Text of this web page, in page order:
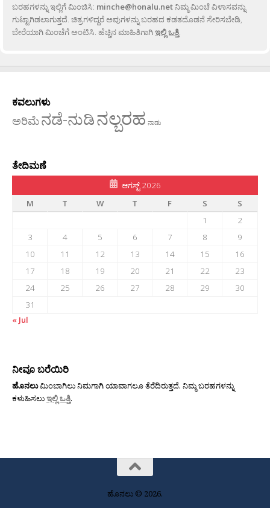
ಬರಹಗಳನ್ನು ಇಲ್ಲಿಗೆ ಮಿಂಚಿಸಿ: minche@honalu.netನಿಮ್ಮ ಮಿಂಚೆ ವಿಳಾಸವನ್ನು
ಗುಟ್ಟಾಗಿಡಲಾಗುತ್ತದೆ. ಚಿತ್ರಗಳಿದ್ದರೆ ಅವುಗಳನ್ನು ಬರಹದ ಕಡತದೊಡನೆ ಸೇರಿಸಬೇಡಿ,
ಬೇರೆಯಾಗಿ ಮಿಂಚೆಗೆ ಅಂಟಿಸಿ. ಹೆಚ್ಚಿನ ಮಾಹಿತಿಗಾಗಿಇಲ್ಲಿ ಒತ್ತಿ.
ಕವಲುಗಳು
ಅರಿಮೆನಡೆ-ನುಡಿನಲ್ಬರಹ ನಾಡು
ತೇದಿಮಣೆ
ಆಗಸ್ಟ್ 2026
M
T W T F S
S
1
2
3
4 5 6 7 8
9
10
11 12 13 14 15
16
17
18 19 20 21 22
23
24
25 26 27 28 29
30
31
« Jul
ನೀವೂ ಬರೆಯಿರಿ
ಹೊನಲುಮಿಂಬಾಗಿಲು ನಿಮಗಾಗಿ ಯಾವಾಗಲೂ ತೆರೆದಿರುತ್ತದೆ. ನಿಮ್ಮ ಬರಹಗಳನ್ನು
ಕಳುಹಿಸಲುಇಲ್ಲಿ ಒತ್ತಿ.
ಹೊನಲು © 2026.